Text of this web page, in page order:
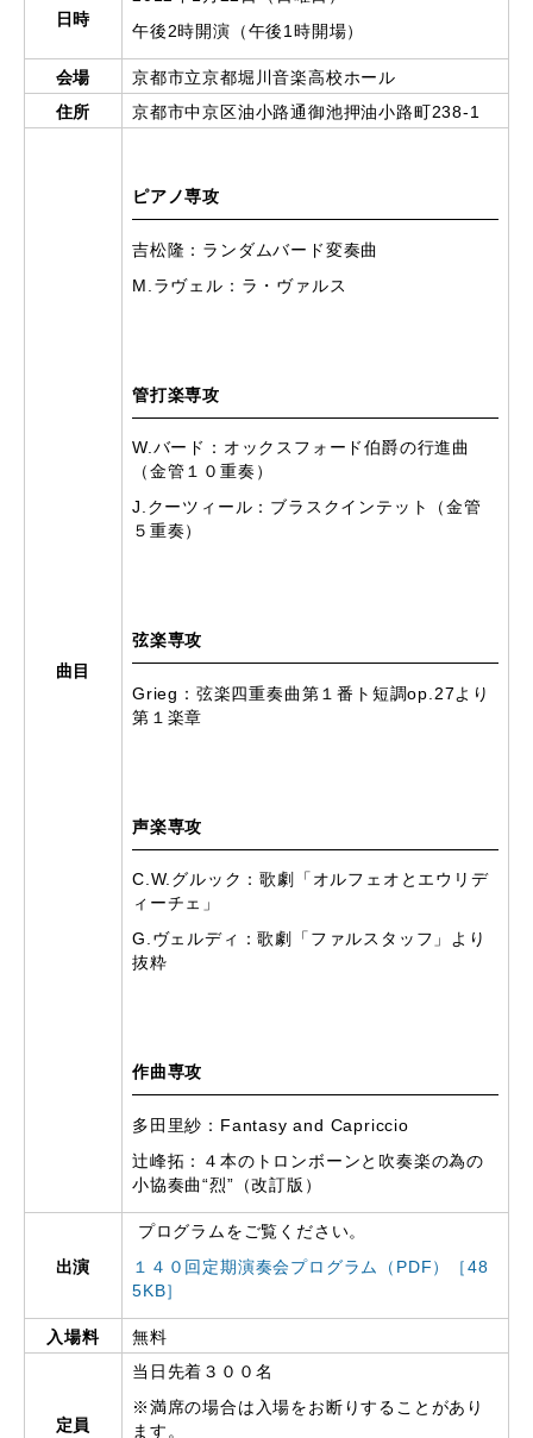
日時
午後2時開演（午後1時開場）
会場
京都市立京都堀川音楽高校ホール
住所
京都市中京区油小路通御池押油小路町238-1
曲目
ピアノ専攻
吉松隆：ランダムバード変奏曲
M.ラヴェル：ラ・ヴァルス
管打楽専攻
W.バード：オックスフォード伯爵の行進曲
（金管１０重奏）
J.クーツィール：ブラスクインテット（金管
５重奏）
弦楽専攻
Grieg：弦楽四重奏曲第１番ト短調op.27より
第１楽章
声楽専攻
C.W.グルック：歌劇「オルフェオとエウリデ
ィーチェ」
G.ヴェルディ：歌劇「ファルスタッフ」より
抜粋
作曲専攻
多田里紗：Fantasy and Capriccio
辻峰拓：４本のトロンボーンと吹奏楽の為の
小協奏曲“烈”（改訂版）
出演
プログラムをご覧ください。
１４０回定期演奏会プログラム（PDF）［48
5KB］
入場料 無料
定員
当日先着３００名
※満席の場合は入場をお断りすることがあり
ます。